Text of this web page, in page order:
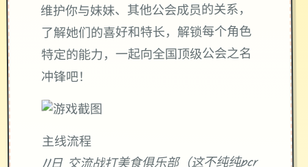
维护你与妹妹、其他公会成员的关系，
了解她们的喜好和特长，解锁每个角色
特定的能力，一起向全国顶级公会之名
冲锋吧！
主线流程